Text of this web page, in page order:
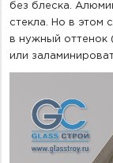
без блеска.
стекла. Но в этом
в нужный оттенок
или